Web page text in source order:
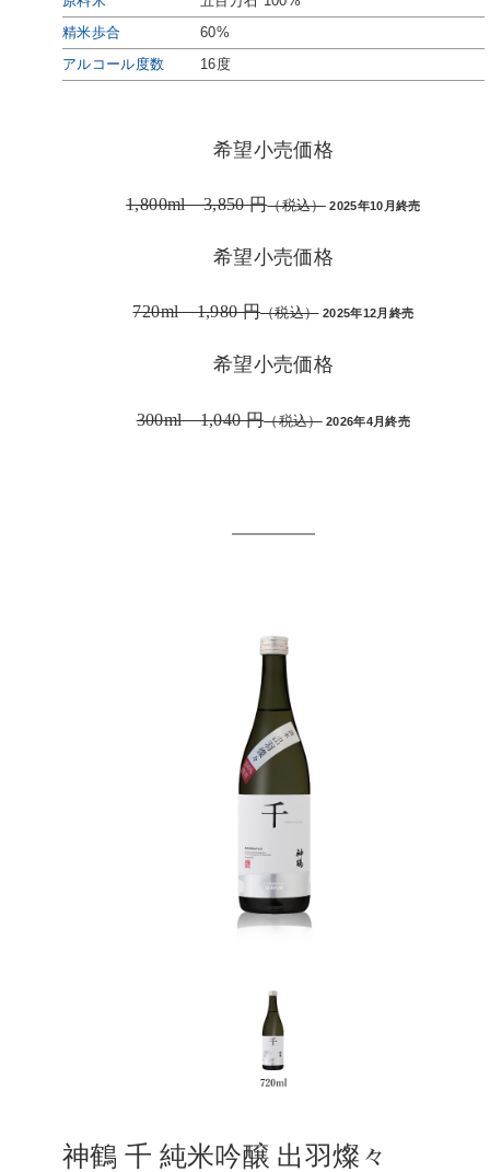
精米歩合 60%
アルコール度数 16度
希望小売価格
1,800ml 3,850 円（税込） 2025年10月終売
希望小売価格
720ml 1,980 円（税込） 2025年12月終売
希望小売価格
300ml 1,040 円（税込） 2026年4月終売
神鶴 千 純米吟醸 出羽燦々